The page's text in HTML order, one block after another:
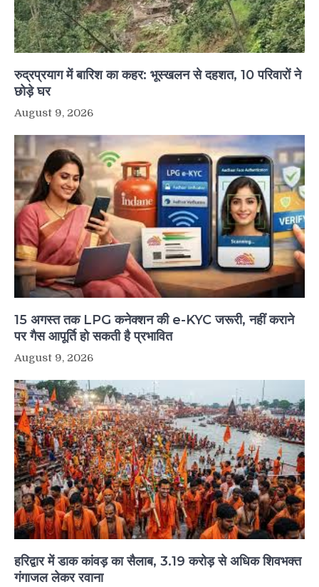
रुद्रप्रयाग में बारिश का कहर: भूस्खलन से दहशत, 10 परिवारों ने
छोड़े घर
August 9, 2026
15 अगस्त तक LPG कनेक्शन की e-KYC जरूरी, नहीं कराने
पर गैस आपूर्ति हो सकती है प्रभावित
August 9, 2026
हरिद्वार में डाक कांवड़ का सैलाब, 3.19 करोड़ से अधिक शिवभक्त
गंगाजल लेकर रवाना